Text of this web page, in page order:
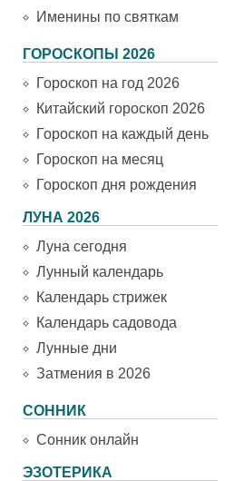
Именины по святкам
ГОРОСКОПЫ 2026
Гороскоп на год 2026
Китайский гороскоп 2026
Гороскоп на каждый день
Гороскоп на месяц
Гороскоп дня рождения
ЛУНА 2026
Луна сегодня
Лунный календарь
Календарь стрижек
Календарь садовода
Лунные дни
Затмения в 2026
СОННИК
Сонник онлайн
ЭЗОТЕРИКА